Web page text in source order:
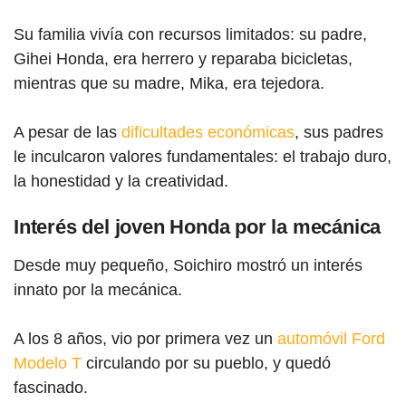
Su familia vivía con recursos limitados: su padre,
Gihei Honda, era herrero y reparaba bicicletas,
mientras que su madre, Mika, era tejedora.
A pesar de las dificultades económicas, sus padres
le inculcaron valores fundamentales: el trabajo duro,
la honestidad y la creatividad.
Interés del joven Honda por la mecánica
Desde muy pequeño, Soichiro mostró un interés
innato por la mecánica.
A los 8 años, vio por primera vez un automóvil Ford
Modelo T circulando por su pueblo, y quedó
fascinado.